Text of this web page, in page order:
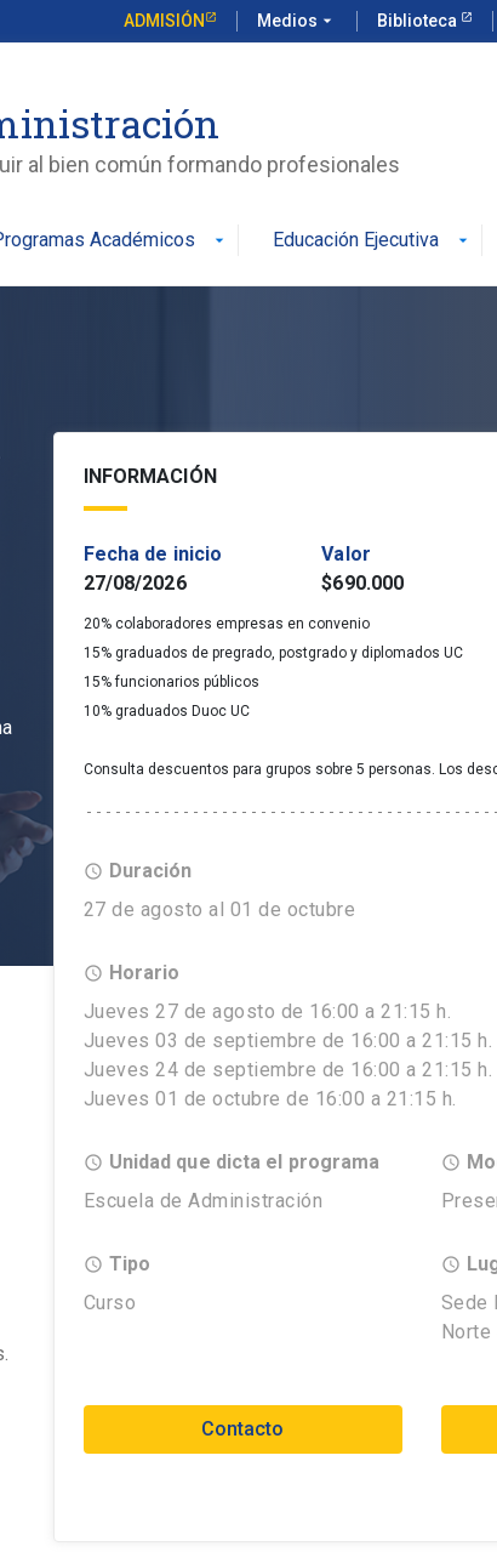
ADMISIÓN Medios arrow_drop_down Biblioteca
al bien común formando profesionales
Académicos arrow_drop_down Educación Ejecutiva arrow_drop_down
INFORMACIÓN
Fecha de inicio
27/08/2026
Valor
$690.000
20% colaboradores empresas en convenio
15% graduados de pregrado, postgrado y diplomados UC
15% funcionarios públicos
10% graduados Duoc UC
Consulta descuentos para grupos sobre 5 personas. Los
access_time Duración
27 de agosto al 01 de octubre
access_time Horario
Jueves 27 de agosto de 16:00 a 21:15 h.
Jueves 03 de septiembre de 16:00 a 21:15 h.
Jueves 24 de septiembre de 16:00 a 21:15 h.
Jueves 01 de octubre de 16:00 a 21:15 h.
access_time Unidad que dicta el programa
Escuela de Administración
access_time
access_time Tipo
Curso
access_time
Sede
Norte
Contacto